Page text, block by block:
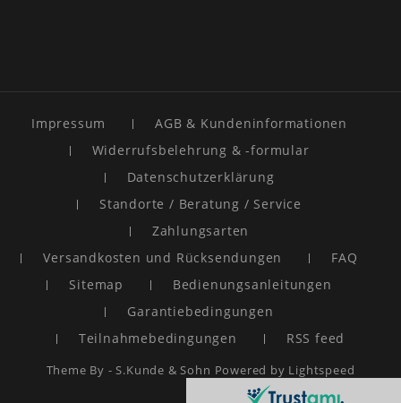
Impressum
AGB & Kundeninformationen
Widerrufsbelehrung & -formular
Datenschutzerklärung
Standorte / Beratung / Service
Zahlungsarten
Versandkosten und Rücksendungen
FAQ
Sitemap
Bedienungsanleitungen
Garantiebedingungen
Teilnahmebedingungen
RSS feed
Theme By -S.Kunde & Sohn Powered by Lightspeed